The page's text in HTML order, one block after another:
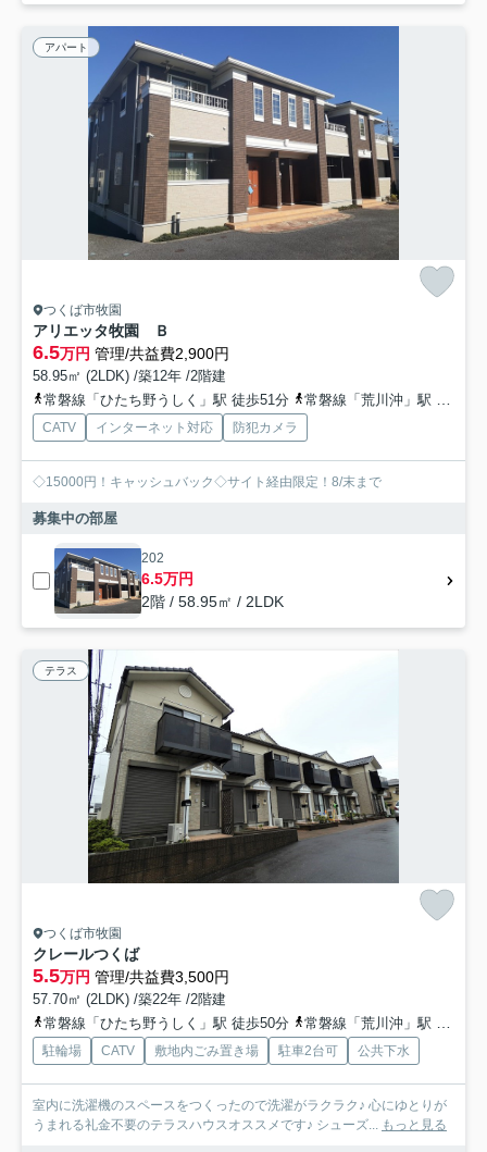
アパート
つくば市牧園
アリエッタ牧園 Ｂ
6.5万円 管理/共益費2,900円
58.95㎡ (2LDK) /築12年 /2階建
常磐線「ひたち野うしく」駅 徒歩51分
常磐線「荒川沖」駅 徒歩61分
CATV インターネット対応 防犯カメラ
◇15000円！キャッシュバック◇サイト経由限定！8/末まで
募集中の部屋
202
6.5万円
2階 / 58.95㎡ / 2LDK
テラス
つくば市牧園
クレールつくば
5.5万円 管理/共益費3,500円
57.70㎡ (2LDK) /築22年 /2階建
常磐線「ひたち野うしく」駅 徒歩50分
常磐線「荒川沖」駅 徒歩62分
駐輪場 CATV 敷地内ごみ置き場 駐車2台可 公共下水
室内に洗濯機のスペースをつくったので洗濯がラクラク♪ 心にゆとりが
うまれる礼金不要のテラスハウスオススメです♪ シューズ... もっと見る